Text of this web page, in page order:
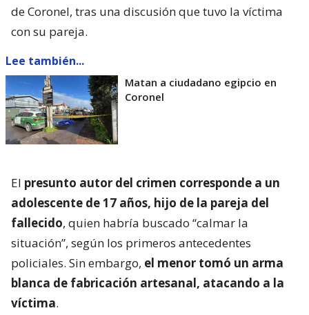
de Coronel, tras una discusión que tuvo la víctima
con su pareja.
Lee también...
Matan a ciudadano egipcio en
Coronel
El presunto autor del crimen corresponde a un
adolescente de 17 años, hijo de la pareja del
fallecido, quien habría buscado “calmar la
situación”, según los primeros antecedentes
policiales. Sin embargo, el menor tomó un arma
blanca de fabricación artesanal, atacando a la
víctima.